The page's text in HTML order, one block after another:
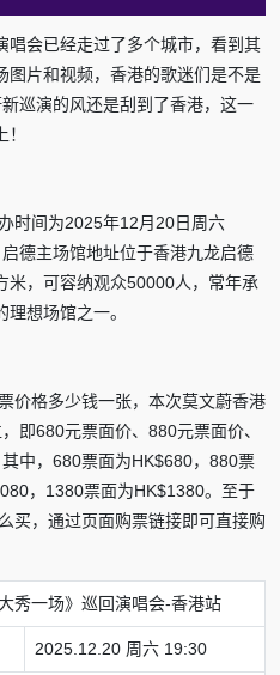
唱会已经走过了多个城市，看到其
图片和视频，香港的歌迷们是不是
巡演的风还是刮到了香港，这一
时间为2025年12月20日周六
德主场馆地址位于香港九龙启德
米，可容纳观众50000人，常年承
想场馆之一。
价格多少钱一张，本次莫文蔚香港
即680元票面价、880元票面价、
中，680票面为HK$680，880票
，1380票面为HK$1380。至于
买，通过页面购票链接即可直接购
秀一场》巡回演唱会-香港站
2025.12.20 周六 19:30